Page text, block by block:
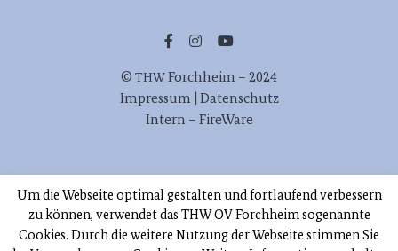
© THW Forch­heim – 2024
Impres­sum | Datenschutz
Intern – FireWare
THW
Orts­ver­band Forchheim
Zur Stau­stu­fe 38, 91301 Forchheim
Tel. 09191/977880
Um die Webseite optimal gestalten und fortlaufend verbessern
zu können, verwendet das THW OV Forchheim sogenannte
Cookies. Durch die weitere Nutzung der Webseite stimmen Sie